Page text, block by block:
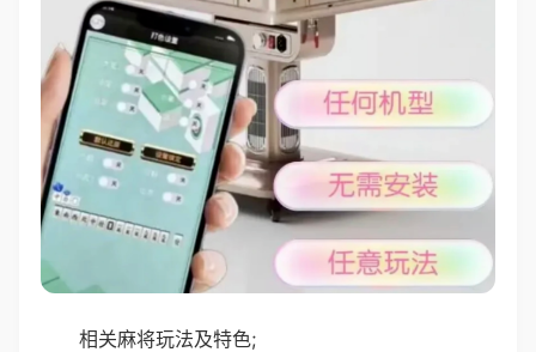
相关麻将玩法及特色;